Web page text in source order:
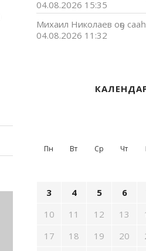
04.08.2026 15:35
Михаил Николаев оҕо
04.08.2026 11:32
Пн Вт Ср Чт
3
4 5 6
10
11 12 13
17
18 19 20